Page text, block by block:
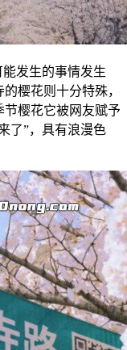
发生的事情发生
樱花则十分特殊，
樱花它被网友赋予
了”，具有浪漫色